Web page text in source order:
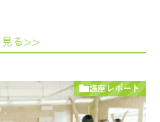
見る>>
講座レポート